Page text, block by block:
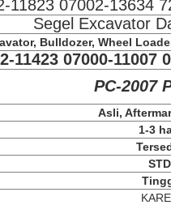
11823 07002-13634
Segel Excavator
Bulldozer, Wheel
11423 07000-11007
PC-2007
Asli,
1-3
STD